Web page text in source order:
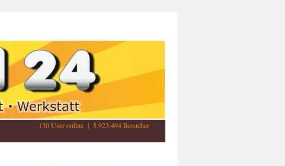
130 User online | 5.923.494 Besucher